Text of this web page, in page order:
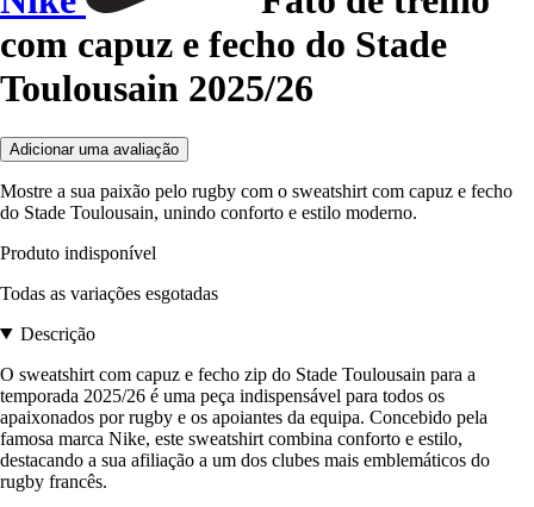
com capuz e fecho do Stade
Toulousain 2025/26
Adicionar uma avaliação
Mostre a sua paixão pelo rugby com o sweatshirt com capuz e fecho
do Stade Toulousain, unindo conforto e estilo moderno.
Produto indisponível
Todas as variações esgotadas
Descrição
O sweatshirt com capuz e fecho zip do Stade Toulousain para a
temporada 2025/26 é uma peça indispensável para todos os
apaixonados por rugby e os apoiantes da equipa. Concebido pela
famosa marca Nike, este sweatshirt combina conforto e estilo,
destacando a sua afiliação a um dos clubes mais emblemáticos do
rugby francês.